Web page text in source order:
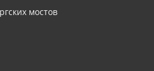
мостов